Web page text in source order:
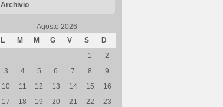
Archivio
Agosto 2026
L
M M G V S
D
1
2
3
4 5 6 7 8
9
10
11 12 13 14 15
16
17
18 19 20 21 22
23